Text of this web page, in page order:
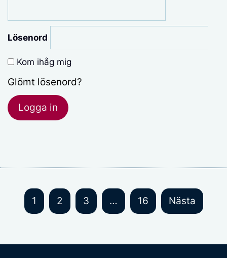
Lösenord
Kom ihåg mig
Glömt lösenord?
1 2 3 … 16 Nästa